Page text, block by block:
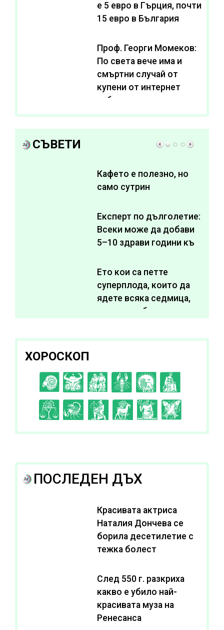
e 5 евро в Гърция, почти
15 евро в България
Проф. Георги Момеков:
По света вече има и
смъртни случай от
купени от интернет
субстанции за
отслабване
СЪВЕТИ
Кафето е полезно, но
само сутрин
Експерт по дълголетие:
Всеки може да добави
5–10 здрави години към
Ето кои са петте
суперплода, които да
ядете всяка седмица,
за да подобрите
ХОРОСКОП
C D EFGH
I J K L A B
ПОСЛЕДЕН ДЪХ
Красивата актриса
Наталия Дончева се
борила десетилетие с
тежка болест
След 550 г. разкриха
какво е убило най-
красивата муза на
Ренесанса